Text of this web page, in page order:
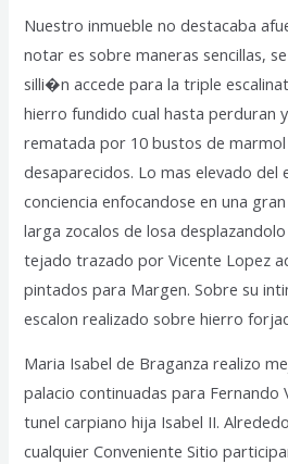
Nuestro inmueble no destacaba
notar es sobre maneras sencillas,
silli�n accede para la triple
hierro fundido cual hasta perduran
rematada por 10 bustos de marmol
desaparecidos. Lo mas elevado del
conciencia enfocandose en una
larga zocalos de losa
tejado trazado por Vicente Lopez
pintados para Margen. Sobre su
escalon realizado sobre hierro
Maria Isabel de Braganza realizo
palacio continuadas para
tunel carpiano hija Isabel II.
cualquier Conveniente Sitio